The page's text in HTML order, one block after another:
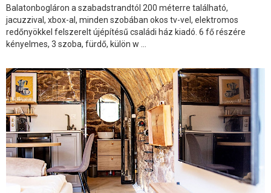
Balatonbogláron a szabadstrandtól 200 méterre található,
jacuzzival, xbox-al, minden szobában okos tv-vel, elektromos
redőnyökkel felszerelt újépítésű családi ház kiadó. 6 fő részére
kényelmes, 3 szoba, fürdő, külön w ...